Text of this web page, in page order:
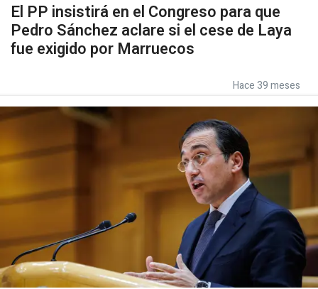
El PP insistirá en el Congreso para que
Pedro Sánchez aclare si el cese de Laya
fue exigido por Marruecos
Hace 39 meses